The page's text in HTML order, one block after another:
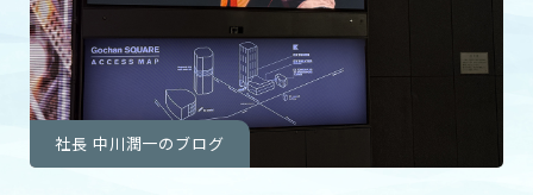
社長 中川潤一のブログ